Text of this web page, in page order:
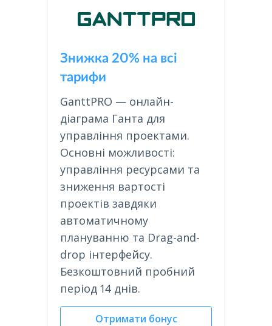
Знижка 20% на всі
тарифи
GanttPRO — онлайн-
діаграма Ганта для
управління проектами.
Основні можливості:
управління ресурсами та
зниження вартості
проектів завдяки
автоматичному
плануванню та Drag-and-
drop інтерфейсу.
Безкоштовний пробний
період 14 днів.
Отримати бонус